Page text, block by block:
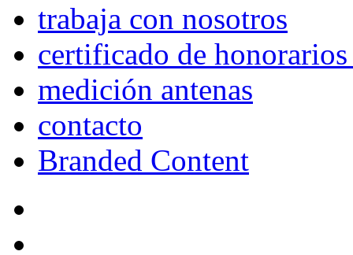
trabaja con nosotros
certificado de
medición antenas
contacto
Branded Content